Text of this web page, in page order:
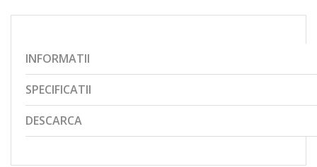
INFORMATII
SPECIFICATII
DESCARCA